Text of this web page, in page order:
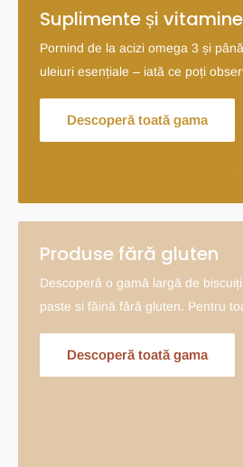
Suplimente și vitamine
Pornind de la acizi omega 3 și
uleiuri esențiale – iată ce poți
Descoperă toată gama
Produse fără gluten
Descoperă o gamă largă de
paste si făină fără gluten. Pentru
Descoperă toată gama